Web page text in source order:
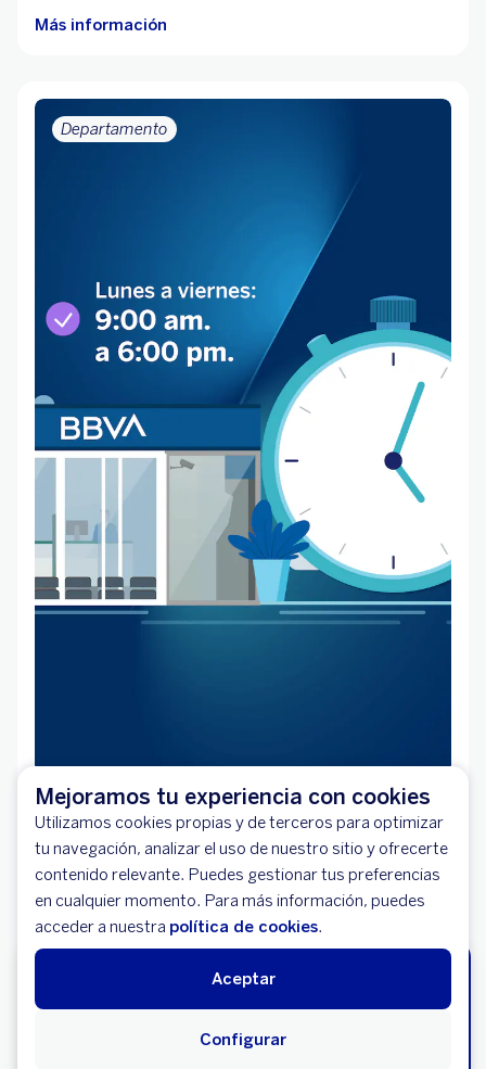
Mejoramos tu experiencia con cookies
Utilizamos cookies propias y de terceros para optimizar
tu navegación, analizar el uso de nuestro sitio y ofrecerte
contenido relevante. Puedes gestionar tus preferencias
en cualquier momento. Para más información, puedes
acceder a nuestra política de cookies.
Aceptar
Configurar
Más información
Departamento
Oficina BBVA Los
Alamos - Santiago de
Surco
Oficina BBVA Los Alamos - Santiago de Surco
Av. Primavera 2180 – 2190 Esquina Con Av. Central.
Urbanización Fundo Monterrico Chico.
¿Aún no eres cliente BBVA?
Ábrela aquí